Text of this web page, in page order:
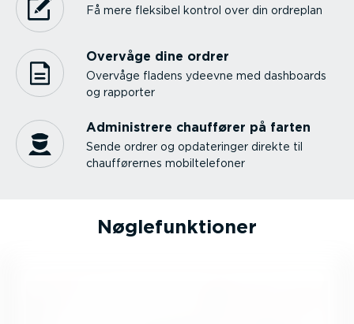
Få mere fleksibel kontrol over din ordreplan
Overvåge dine ordrer
Overvåge fladens ydeevne med dashboards
og rapporter
Admini­strere chauffører på farten
Sende ordrer og opdate­ringer direkte til
chauf­fø­rernes mobil­te­le­foner
Nøgle­funk­tioner